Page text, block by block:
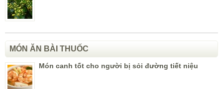
MÓN ĂN BÀI THUỐC
Món canh tốt cho người bị sỏi đường tiết niệu